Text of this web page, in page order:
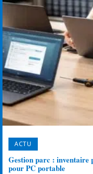
ACTU
Gestion parc : inventaire
pour PC portable